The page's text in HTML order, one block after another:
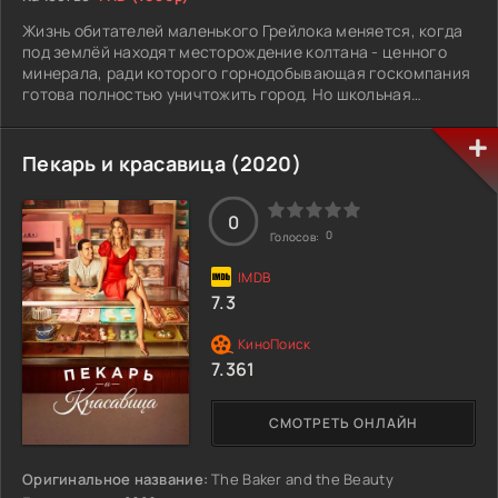
Жизнь обитателей маленького Грейлока меняется, когда
под землёй находят месторождение колтана - ценного
минерала, ради которого горнодобывающая госкомпания
готова полностью уничтожить город. Но школьная
города, которая позволяет ей и другим жителям доказать,
что Грейлок - независимое государство.
Пекарь и красавица (2020)
Оригинальное название: The Baker and the Beauty
СМОТРЕТЬ ОНЛАЙН
0
Голосов: 0
7.3
7.361